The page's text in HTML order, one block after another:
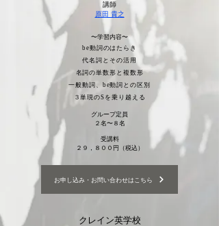
講師
原田 貴之
〜学習内容〜
be動詞のはたらき
代名詞とその活用
名詞の単数形と複数形
一般動詞、be動詞との区別
３単現のSを乗り越える
グループ定員
２名〜８名
受講料
２９，８００円（税込）
お申し込み・お問い合わせはこちら
クレイン英学校